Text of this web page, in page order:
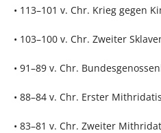
• 113–101 v. Chr. Krieg gegen
• 103–100 v. Chr. Zweiter
• 91–89 v. Chr.
• 88–84 v. Chr. Erster
• 83–81 v. Chr. Zweiter